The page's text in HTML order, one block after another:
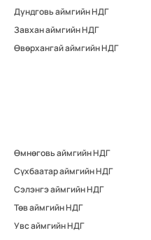
Дундговь аймгийн НДГ
Завхан аймгийн НДГ
Өвөрхангай аймгийн НДГ
Өмнөговь аймгийн НДГ
Сүхбаатар аймгийн НДГ
Сэлэнгэ аймгийн НДГ
Төв аймгийн НДГ
Увс аймгийн НДГ